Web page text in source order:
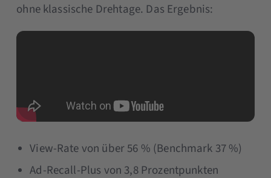
ohne klassische Drehtage. Das Ergebnis:
View-Rate von über 56 % (Benchmark 37 %)
Ad-Recall-Plus von 3,8 Prozentpunkten